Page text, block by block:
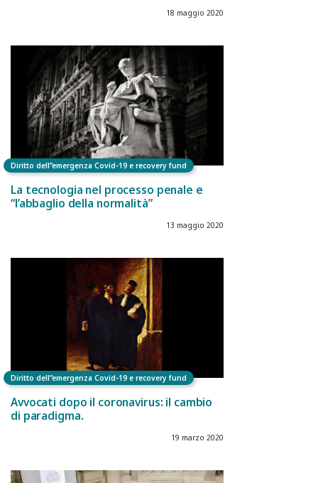
18 maggio 2020
Diritto dell”emergenza Covid-19 e recovery fund
La tecnologia nel processo penale e
“l’abbaglio della normalità”
13 maggio 2020
Diritto dell”emergenza Covid-19 e recovery fund
Avvocati dopo il coronavirus: il cambio
di paradigma.
19 marzo 2020